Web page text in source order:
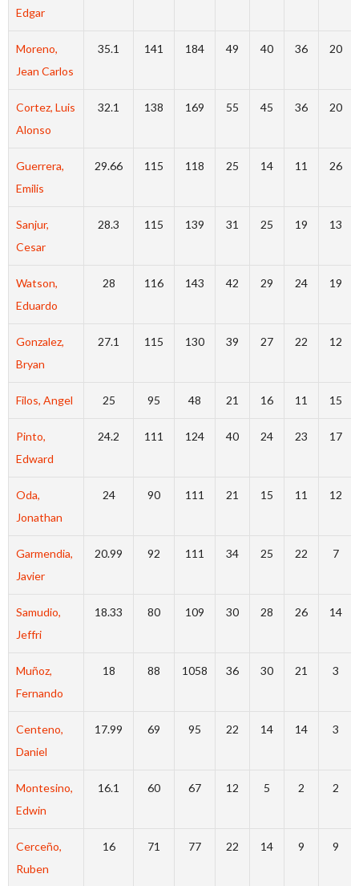
Edgar
Moreno,
Jean Carlos
35.1 141 184 49 40 36 20
Cortez, Luis
Alonso
32.1 138 169 55 45 36 20
Guerrera,
Emilis
29.66 115 118 25 14 11 26
Sanjur,
Cesar
28.3 115 139 31 25 19 13
Watson,
Eduardo
28 116 143 42 29 24 19
Gonzalez,
Bryan
27.1 115 130 39 27 22 12
Filos, Angel 25 95 48 21 16 11 15
Pinto,
Edward
24.2 111 124 40 24 23 17
Oda,
Jonathan
24 90 111 21 15 11 12
Garmendia,
Javier
20.99 92 111 34 25 22 7
Samudio,
Jeffri
18.33 80 109 30 28 26 14
Muñoz,
Fernando
18 88 1058 36 30 21 3
Centeno,
Daniel
17.99 69 95 22 14 14 3
Montesino,
Edwin
16.1 60 67 12 5 2 2
Cerceño,
Ruben
16 71 77 22 14 9 9